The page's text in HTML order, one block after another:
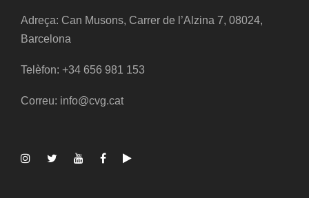
Adreça: Can Musons, Carrer de l’Alzina 7, 08024,
Barcelona
Telèfon: +34 656 981 153
Correu: info@cvg.cat